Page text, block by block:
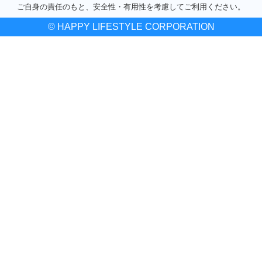
ご自身の責任のもと、安全性・有用性を考慮してご利用ください。
© HAPPY LIFESTYLE CORPORATION